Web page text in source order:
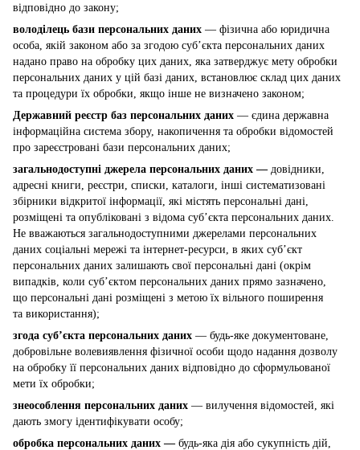
відповідно до закону;
володілець бази персональних даних — фізична або юридична
особа, якій законом або за згодою суб’єкта персональних даних
надано право на обробку цих даних, яка затверджує мету обробки
персональних даних у цій базі даних, встановлює склад цих даних
та процедури їх обробки, якщо інше не визначено законом;
Державний реєстр баз персональних даних — єдина державна
інформаційна система збору, накопичення та обробки відомостей
про зареєстровані бази персональних даних;
загальнодоступні джерела персональних даних — довідники,
адресні книги, реєстри, списки, каталоги, інші систематизовані
збірники відкритої інформації, які містять персональні дані,
розміщені та опубліковані з відома суб’єкта персональних даних.
Не вважаються загальнодоступними джерелами персональних
даних соціальні мережі та інтернет-ресурси, в яких суб’єкт
персональних даних залишають свої персональні дані (окрім
випадків, коли суб’єктом персональних даних прямо зазначено,
що персональні дані розміщені з метою їх вільного поширення
та використання);
згода суб’єкта персональних даних — будь-яке документоване,
добровільне волевиявлення фізичної особи щодо надання дозволу
на обробку її персональних даних відповідно до сформульованої
мети їх обробки;
знеособлення персональних даних — вилучення відомостей, які
дають змогу ідентифікувати особу;
обробка персональних даних — будь-яка дія або сукупність дій,